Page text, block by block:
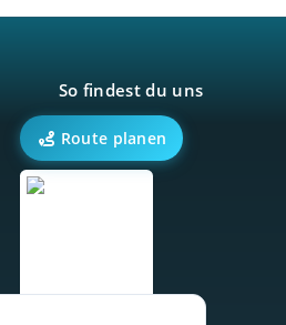
So findest du uns
Route planen